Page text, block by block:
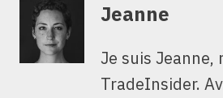
Jeanne
Je suis
TradeInsider.